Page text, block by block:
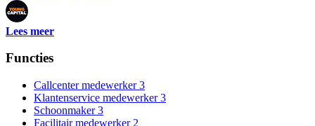
Lees meer
Functies
Callcenter medewerker 3
Klantenservice medewerker 3
Schoonmaker 3
Facilitair medewerker 2